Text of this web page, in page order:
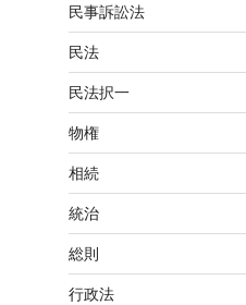
民事訴訟法
民法
民法択一
物権
相続
統治
総則
行政法